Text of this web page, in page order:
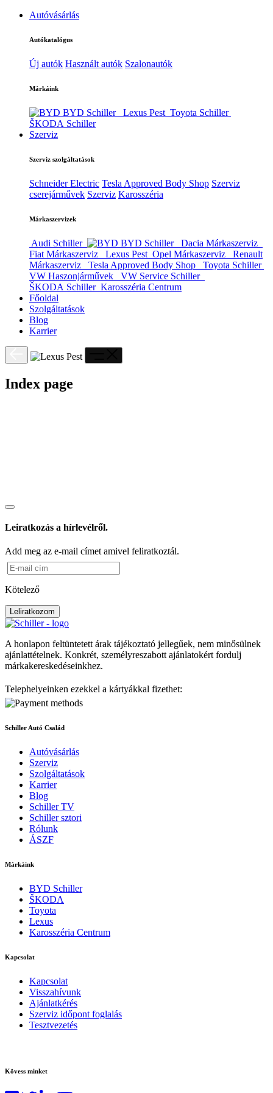
Autóvásárlás
Autókatalógus
Új autók Használt autók Szalonautók
Márkáink
BYD Schiller Lexus Pest Toyota Schiller
ŠKODA Schiller
Szerviz
Szerviz szolgáltatások
Schneider Electric Tesla Approved Body Shop Szerviz
cserejárművek Szerviz Karosszéria
Márkaszervizek
Audi Schiller BYD Schiller
Dacia Márkaszerviz
Fiat Márkaszerviz
Lexus Pest Opel Márkaszerviz
Renault
Márkaszerviz
Tesla Approved Body Shop
Toyota Schiller
VW Haszonjárművek
VW Service Schiller
ŠKODA Schiller Karosszéria Centrum
Főoldal
Szolgáltatások
Blog
Karrier
Index page
Leiratkozás a hírlevélről.
Add meg az e-mail címet amivel feliratkoztál.
Kötelező
Leliratkozom
A honlapon feltüntetett árak tájékoztató jellegűek, nem minősülnek
ajánlattételnek. Konkrét, személyreszabott ajánlatokért fordulj
márkakereskedéseinkhez.
Telephelyeinken ezekkel a kártyákkal fizethet:
Schiller Autó Család
Autóvásárlás
Szerviz
Szolgáltatások
Karrier
Blog
Schiller TV
Schiller sztori
Rólunk
ÁSZF
Márkáink
BYD Schiller
ŠKODA
Toyota
Lexus
Karosszéria Centrum
Kapcsolat
Kapcsolat
Visszahívunk
Ajánlatkérés
Szerviz időpont foglalás
Tesztvezetés
Kövess minket